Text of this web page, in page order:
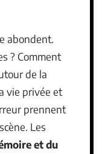
abondent.
? Comment
de la
vie privée et
prennent
Les
et du